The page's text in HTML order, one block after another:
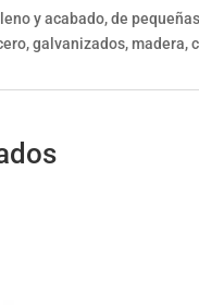
y acabado, de
galvanizados, madera,